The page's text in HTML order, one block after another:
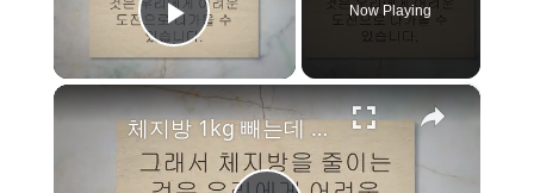
Play Video
Now Playing
×
체지방 1kg 빼는데 걸리는 시간, 운동별로 알아보기